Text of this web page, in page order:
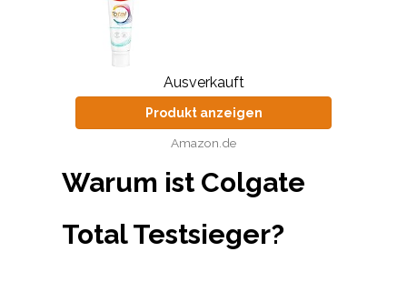
Ausverkauft
Produkt anzeigen
Amazon.de
Warum ist Colgate
Total Testsieger?